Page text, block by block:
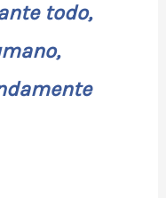
todo,